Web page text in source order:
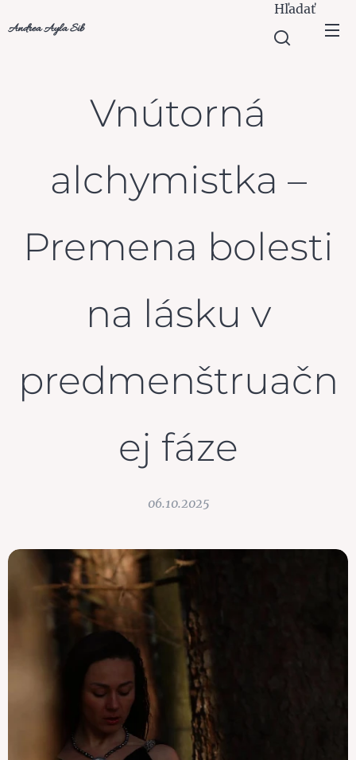
Andrea Ayla Sib
Hľadať
Vnútorná
alchymistka –
Premena bolesti
na lásku v
predmenštruačn
ej fáze
06.10.2025